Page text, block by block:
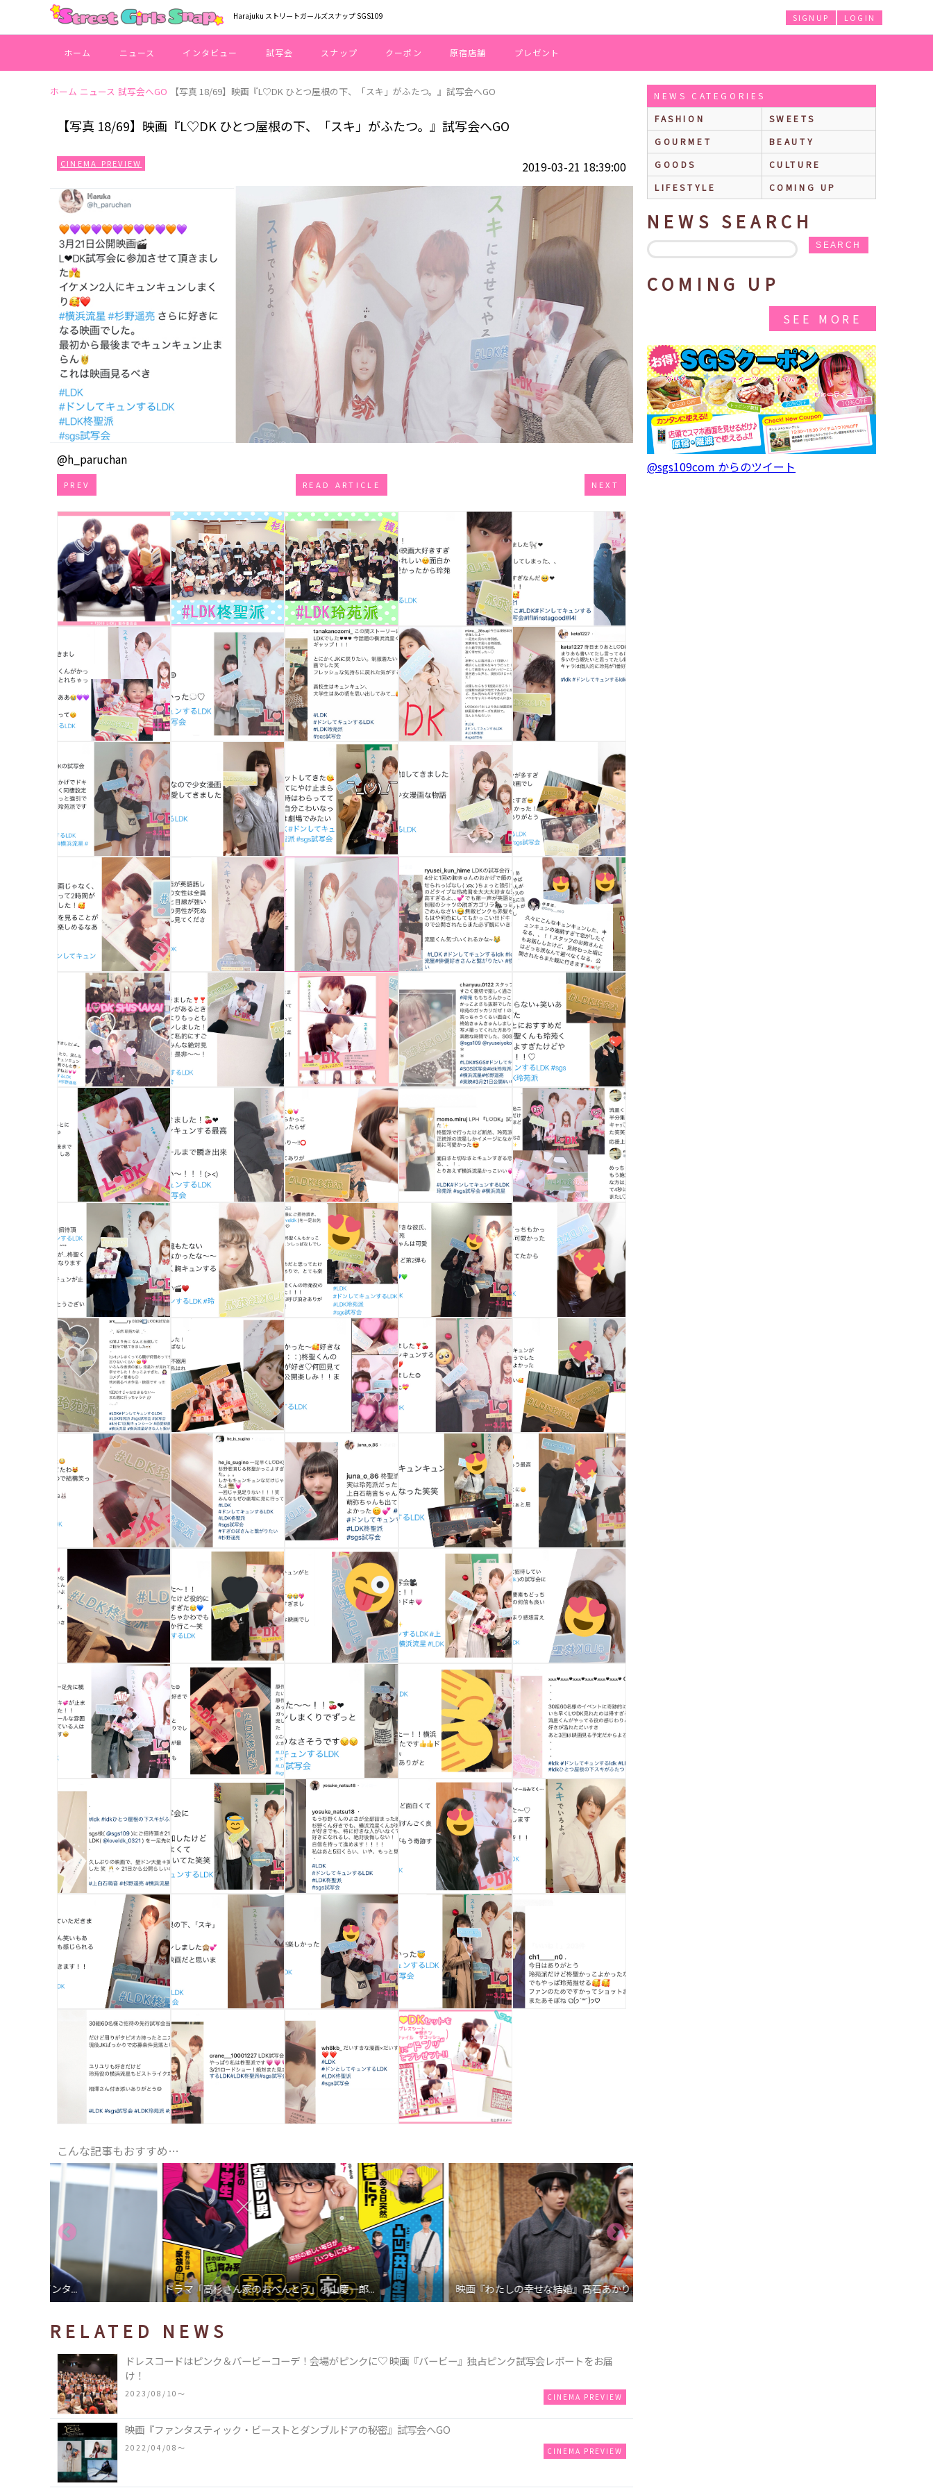
Harajuku ストリートガールズスナップ SGS109 LOGIN
SIGNUP
ホーム ニュース インタビュー 試写会 スナップ クーポン 原宿店舗 プレゼント
ホーム ニュース 試写会へGO 【写真 18/69】映画『L♡DK ひとつ屋根の下、「スキ」がふたつ。』試写会へGO
【写真 18/69】映画『L♡DK ひとつ屋根の下、「スキ」がふたつ。』試写会へGO
CINEMA PREVIEW 2019-03-21 18:39:00
@h_paruchan
PREV READ ARTICLE NEXT
こんな記事もおすすめ…
ドラマ「高杉さん家のおべんとう」小山慶一郎... 映画『わたしの幸せな結婚』髙石あかり インタ...
RELATED NEWS
ドレスコードはピンク＆バービーコーデ！会場がピンクに♡ 映画『バービー』独占ピンク試写会レポートをお届
け！
2023/08/10〜 CINEMA PREVIEW
映画『ファンタスティック・ビーストとダンブルドアの秘密』試写会へGO
2022/04/08〜 CINEMA PREVIEW
NEWS CATEGORIES
FASHION
SWEETS
GOURMET
BEAUTY
GOODS
CULTURE
LIFESTYLE
COMING UP
NEWS SEARCH
SEARCH
COMING UP
SEE MORE
@sgs109com からのツイート